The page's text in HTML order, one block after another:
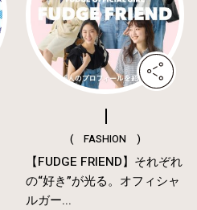
( FASHION )
【FUDGE FRIEND】それぞれ
の“好き”が光る。オフィシャ
ルガー...